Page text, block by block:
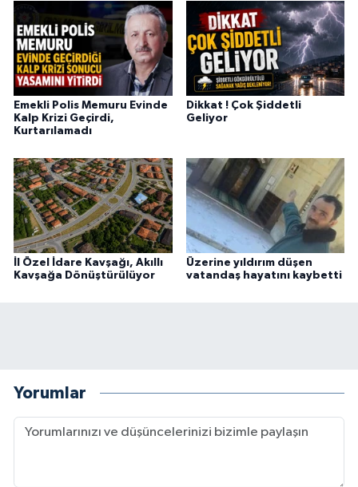
Emekli Polis Memuru Evinde
Kalp Krizi Geçirdi,
Kurtarılamadı
Dikkat ! Çok Şiddetli
Geliyor
İl Özel İdare Kavşağı, Akıllı
Kavşağa Dönüştürülüyor
Üzerine yıldırım düşen
vatandaş hayatını kaybetti
Yorumlar